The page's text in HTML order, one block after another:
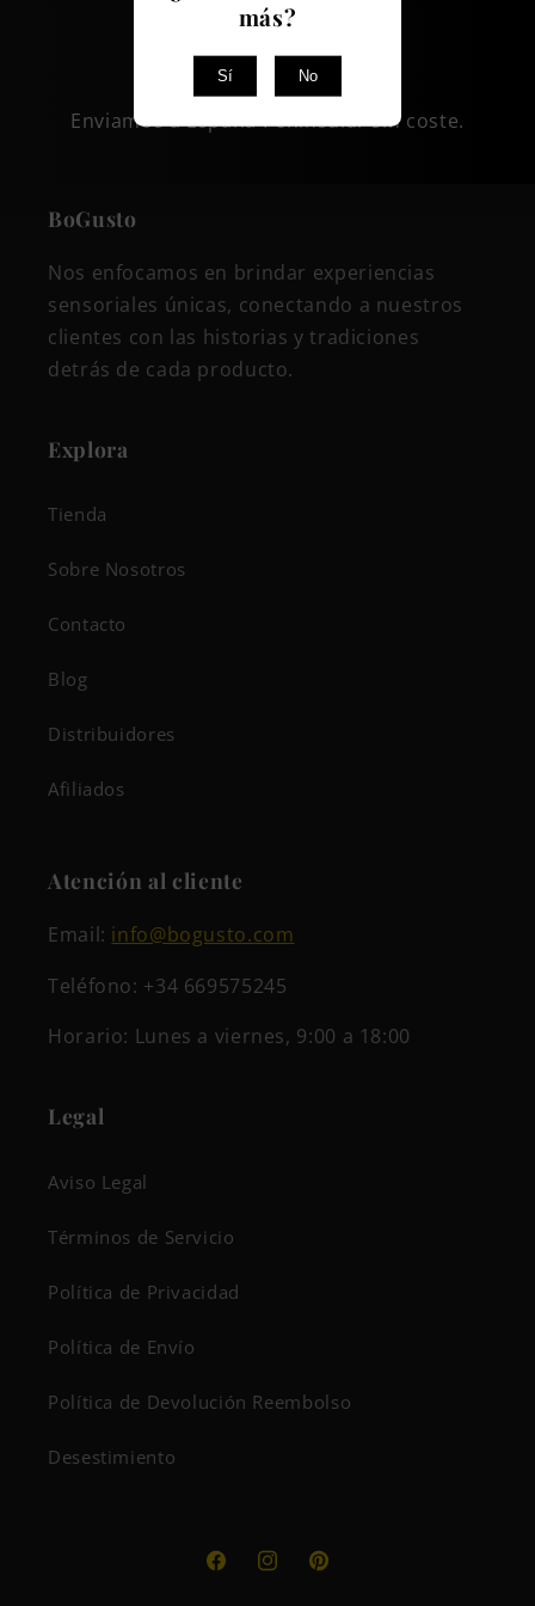
más?
Sí No
Envio gratis
Enviamos a España Peninsular sin coste.
BoGusto
Nos enfocamos en brindar experiencias
sensoriales únicas, conectando a nuestros
clientes con las historias y tradiciones
detrás de cada producto.
Explora
Tienda
Sobre Nosotros
Contacto
Blog
Distribuidores
Afiliados
Atención al cliente
Email: info@bogusto.com
Teléfono: +34 669575245
Horario: Lunes a viernes, 9:00 a 18:00
Legal
Aviso Legal
Términos de Servicio
Política de Privacidad
Política de Envío
Política de Devolución Reembolso
Desestimiento
FacebookInstagramPinterest